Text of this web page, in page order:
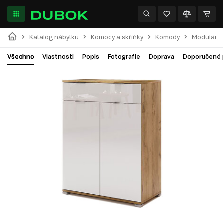
Katalog nábytku Komody a skříňky Komody
Všechno Vlastnosti Popis Fotografie Doprava Doporučené